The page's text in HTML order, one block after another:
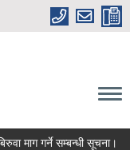
माग गर्ने सम्बन्धी सूचना।